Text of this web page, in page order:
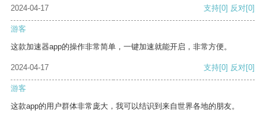
2024-04-17
支持[0] 反对[0]
游客
这款加速器app的操作非常简单，一键加速就能开启，非常方便。
2024-04-17 支持[0] 反对[0]
游客
这款app的用户群体非常庞大，我可以结识到来自世界各地的朋友。